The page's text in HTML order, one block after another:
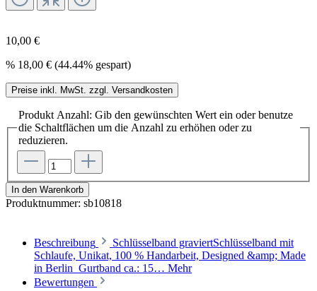
10,00 €
% 18,00 € (44.44% gespart)
Preise inkl. MwSt. zzgl. Versandkosten
Produkt Anzahl: Gib den gewünschten Wert ein oder benutze
die Schaltflächen um die Anzahl zu erhöhen oder zu
reduzieren.
In den Warenkorb
Produktnummer: sb10818
Beschreibung
Schlüsselband graviertSchlüsselband mit
Schlaufe, Unikat, 100 % Handarbeit, Designed &amp; Made
in Berlin Gurtband ca.: 15… Mehr
Bewertungen